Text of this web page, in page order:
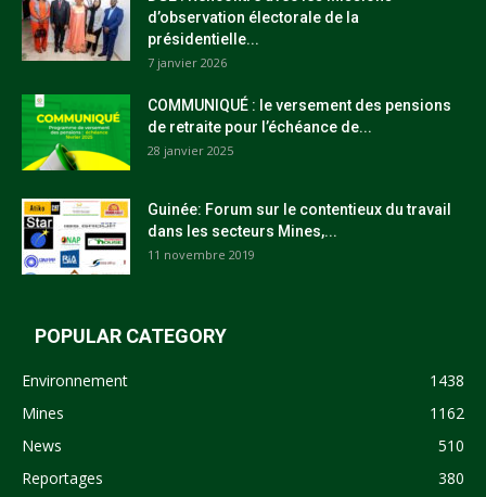
d’observation électorale de la
présidentielle...
7 janvier 2026
COMMUNIQUÉ : le versement des pensions
de retraite pour l’échéance de...
28 janvier 2025
Guinée: Forum sur le contentieux du travail
dans les secteurs Mines,...
11 novembre 2019
POPULAR CATEGORY
Environnement
1438
Mines
1162
News
510
Reportages
380